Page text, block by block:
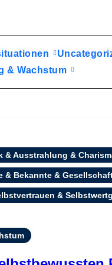
& Wachstum
Ausstrahlung &
& Bekannte &
&